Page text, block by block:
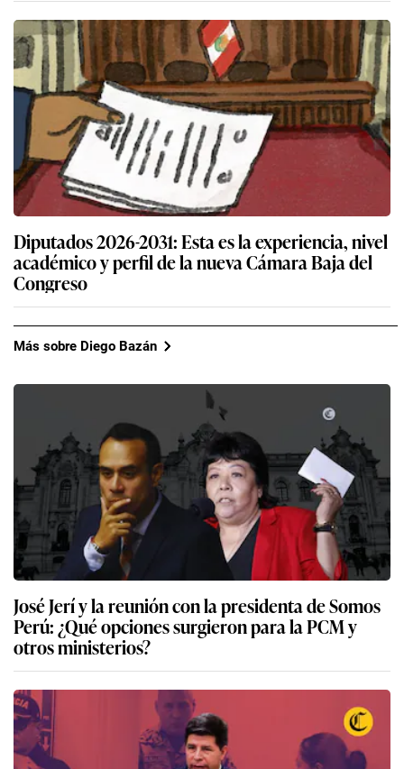
Diputados 2026-2031: Esta es la experiencia, nivel
académico y perfil de la nueva Cámara Baja del
Congreso
Más sobre Diego Bazán
José Jerí y la reunión con la presidenta de Somos
Perú: ¿Qué opciones surgieron para la PCM y
otros ministerios?